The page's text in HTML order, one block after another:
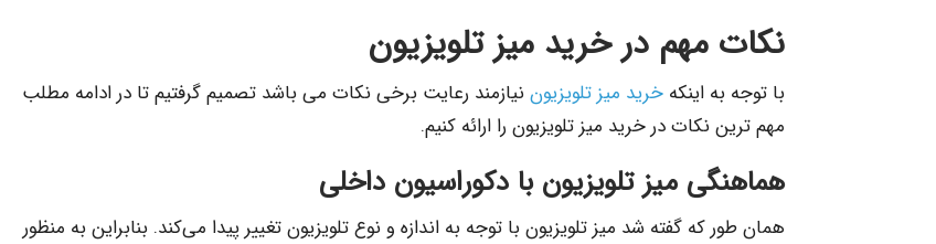
نکات مهم در خرید میز تلویزیون
با توجه به اینکه خرید میز تلویزیون نیازمند رعایت برخی نکات می باشد تصمیم گرفتیم تا در ادامه مطلب
مهم ترین نکات در خرید میز تلویزیون را ارائه کنیم.
هماهنگی میز تلویزیون با دکوراسیون داخلی
همان ‌طور که گفته شد میز تلویزیون با توجه به اندازه و نوع تلویزیون تغییر پیدا می‌کند. بنابراین به منظور